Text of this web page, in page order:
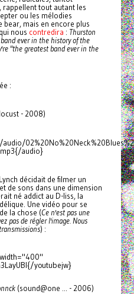
tout autant les
ou les mélodies
bear, mais en encore plus
nous contredira : Thurston
ever in the history of the
"the greatest band ever in the
:
- 2008)
audio}
décidait de filmer un
de sons dans une dimension
né addict au D-liss, la
Une vidéo pour se
la chose (Ce n'est pas une
pas de régler l'image. Nous
) :
youtubejw}
(sound@one ... - 2006)